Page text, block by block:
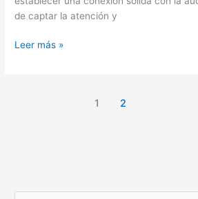
de captar la atención y
Leer más »
1 2